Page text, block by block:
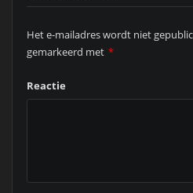
Het e-mailadres wordt niet
gemarkeerd met *
Reactie